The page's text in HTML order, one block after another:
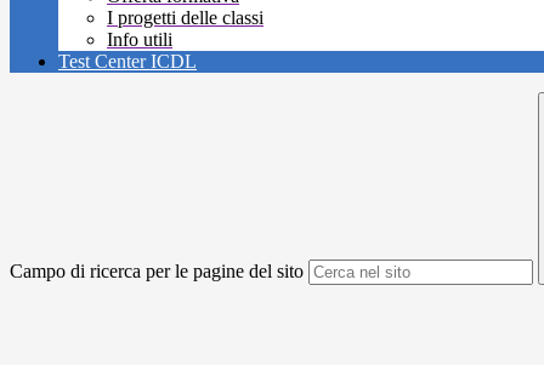
I progetti delle classi
Info utili
Test Center ICDL
Campo di ricerca per le pagine del sito